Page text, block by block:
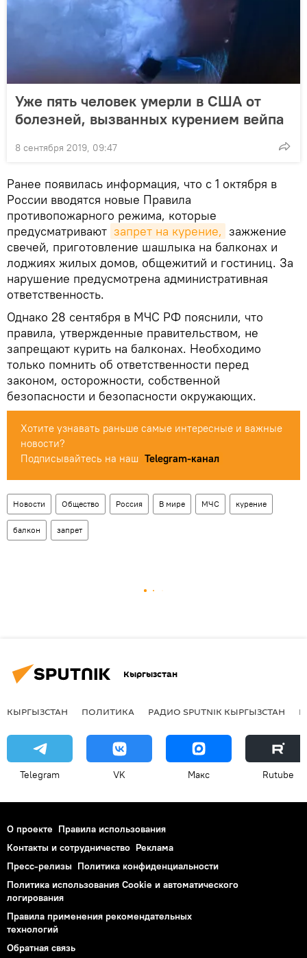
Уже пять человек умерли в США от
болезней, вызванных курением вейпа
8 сентября 2019, 09:47
Ранее появилась информация, что с 1 октября в
России вводятся новые Правила
противопожарного режима, которые
предусматривают запрет на курение, зажжение
свечей, приготовление шашлыка на балконах и
лоджиях жилых домов, общежитий и гостиниц. За
нарушение предусмотрена административная
ответственность.
Однако 28 сентября в МЧС РФ пояснили, что
правила, утвержденные правительством, не
запрещают курить на балконах. Необходимо
только помнить об ответственности перед
законом, осторожности, собственной
безопасности и безопасности окружающих.
Хотите узнавать раньше самые интересные и важные
новости?
Подписывайтесь на наш Telegram-канал
Новости Общество Россия В мире МЧС курение
балкон запрет
Кыргызстан
КЫРГЫЗСТАН ПОЛИТИКА РАДИО SPUTNIK КЫРГЫЗСТАН
Telegram VK Макс Rutube
О проекте Правила использования
Контакты и сотрудничество Реклама
Пресс-релизы Политика конфиденциальности
Политика использования Cookie и автоматического
логирования
Правила применения рекомендательных
технологий
Обратная связь